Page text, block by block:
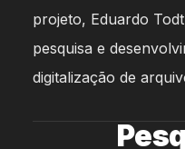
projeto, Eduardo
pesquisa e
digitalização de